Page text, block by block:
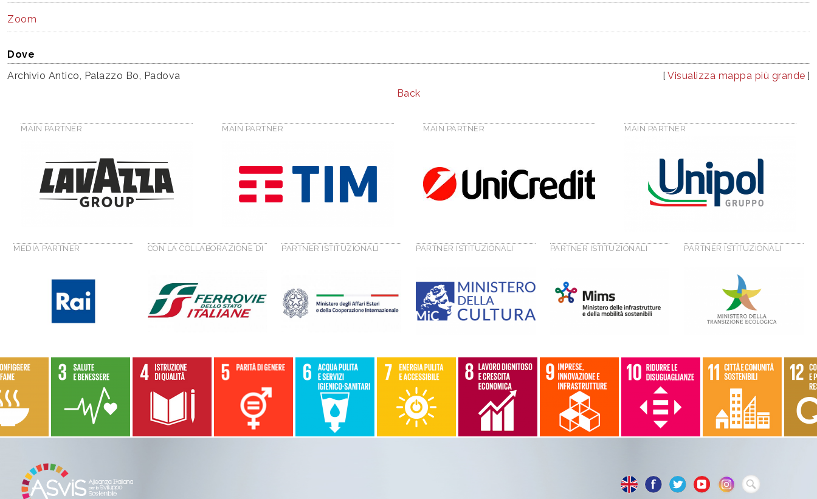
Zoom
Dove
Archivio Antico, Palazzo Bo, Padova
[ Visualizza mappa più grande ]
Back